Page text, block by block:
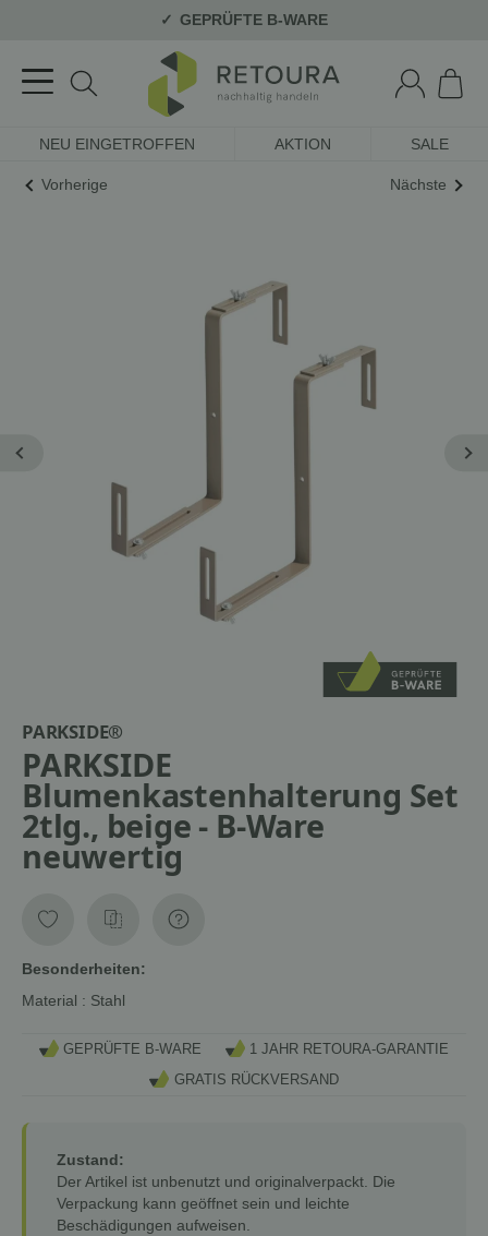
GEPRÜFTE B-WARE
NEU EINGETROFFEN AKTION SALE
Vorherige Nächste
PARKSIDE®
PARKSIDE
Blumenkastenhalterung Set
2tlg., beige - B-Ware
neuwertig
Besonderheiten:
Material : Stahl
GEPRÜFTE B-WARE
1 JAHR RETOURA-GARANTIE
GRATIS RÜCKVERSAND
Zustand:
Der Artikel ist unbenutzt und originalverpackt. Die
Verpackung kann geöffnet sein und leichte
Beschädigungen aufweisen.